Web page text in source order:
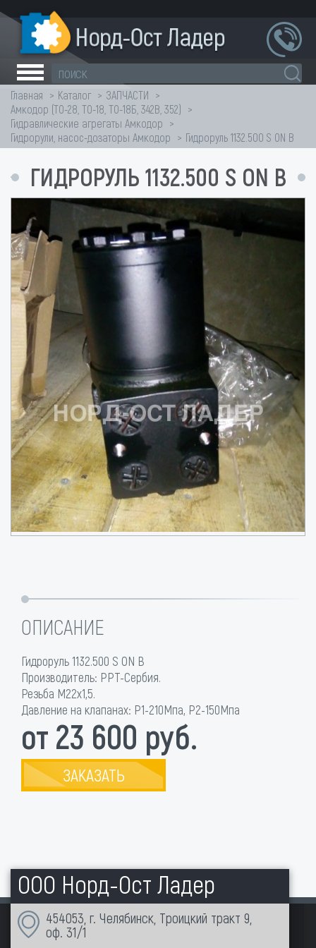
Главная Каталог
ЗАПЧАСТИ
Амкодор (ТО-28, ТО-18, ТО-18Б, 342В, 352)
Гидравлические агрегаты Амкодор
Гидрорули, насос-дозаторы Амкодор
Гидроруль 1132.500 S ON B
ГИДРОРУЛЬ 1132.500 S ON B
ОПИСАНИЕ
Гидроруль 1132.500 S ON B
Производитель: РРТ-Сербия.
Резьба М22х1,5.
Давление на клапанах: Р1-210Мпа, Р2-150Мпа
от 23 600 руб.
ЗАКАЗАТЬ
ООО Норд-Ост Ладер
454053, г. Челябинск, Троицкий тракт 9,
оф. 31/1